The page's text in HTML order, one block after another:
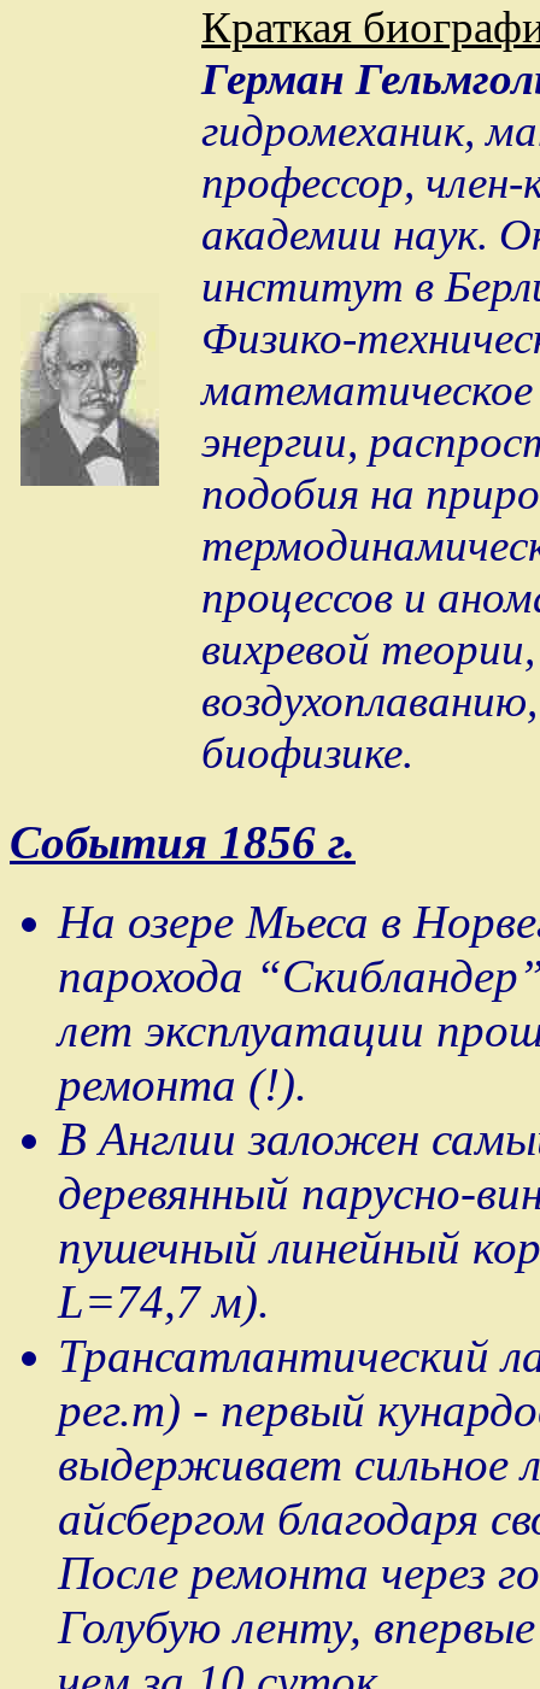
Краткая
Герман
гидромеханик,
профессор,
академии наук.
институт в
Физико-
математическое
энергии,
подобия на
процессов и
вихревой
биофизике.
События 1856 г.
На озере Мьеса в
парохода
лет эксплуатации
ремонта (!).
В Англии заложен
деревянный парусно-
пушечный линейный
L=74,7 м).
Трансатлантический
рег.т) - первый
выдерживает сильное
айсбергом благодаря
После ремонта через
Голубую ленту,